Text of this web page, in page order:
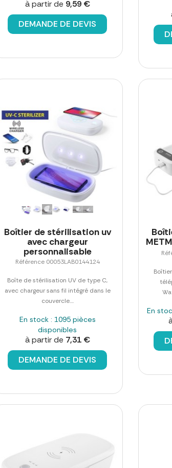
à partir de 9,59 €
DEMANDE DE DEVIS
Boîtier de stérilisation uv
avec chargeur
personnalisable
Référence 00053LAB0144124
Boîte de stérilisation UV de type C,
avec chargeur sans fil intégré dans le
couvercle....
En stock : 1095 pièces
disponibles
à partir de 7,31 €
DEMANDE DE DEVIS
En